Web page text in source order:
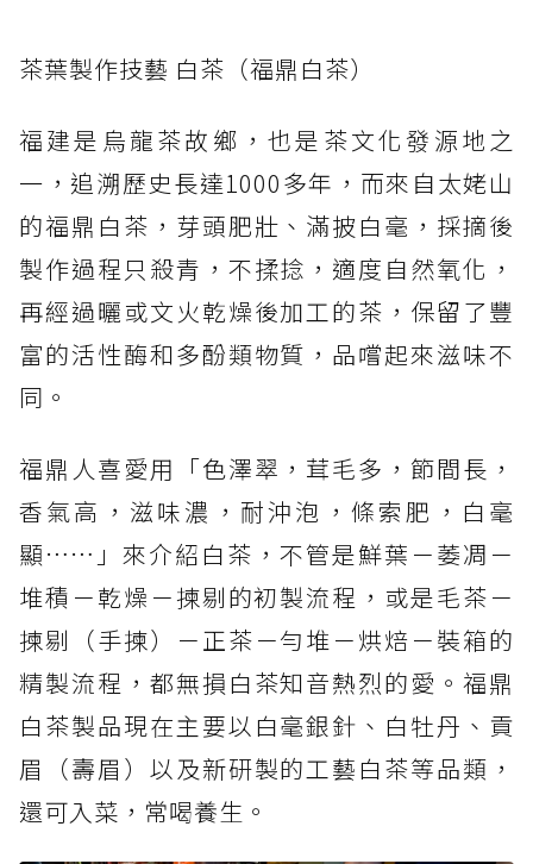
茶葉製作技藝 白茶（福鼎白茶）
福建是烏龍茶故鄉，也是茶文化發源地之
一，追溯歷史長達1000多年，而來自太姥山
的福鼎白茶，芽頭肥壯、滿披白毫，採摘後
製作過程只殺青，不揉捻，適度自然氧化，
再經過曬或文火乾燥後加工的茶，保留了豐
富的活性酶和多酚類物質，品嚐起來滋味不
同。
福鼎人喜愛用「色澤翠，茸毛多，節間長，
香氣高，滋味濃，耐沖泡，條索肥，白毫
顯……」來介紹白茶，不管是鮮葉－萎凋－
堆積－乾燥－揀剔的初製流程，或是毛茶－
揀剔（手揀）－正茶－勻堆－烘焙－裝箱的
精製流程，都無損白茶知音熱烈的愛。福鼎
白茶製品現在主要以白毫銀針、白牡丹、貢
眉（壽眉）以及新研製的工藝白茶等品類，
還可入菜，常喝養生。